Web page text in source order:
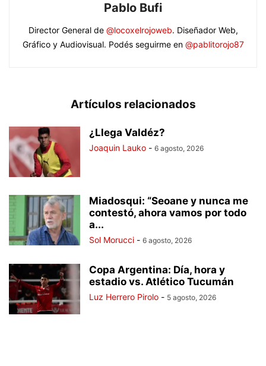
Pablo Bufi
Director General de @locoxelrojoweb. Diseñador Web,
Gráfico y Audiovisual. Podés seguirme en @pablitorojo87
Artículos relacionados
¿Llega Valdéz?
Joaquin Lauko - 6 agosto, 2026
Miadosqui: “Seoane y nunca me
contestó, ahora vamos por todo
a...
Sol Morucci - 6 agosto, 2026
Copa Argentina: Día, hora y
estadio vs. Atlético Tucumán
Luz Herrero Pirolo - 5 agosto, 2026